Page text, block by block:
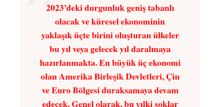
2023’deki durgunluk geniş tabanlı
olacak ve küresel ekonominin
yaklaşık üçte birini oluşturan ülkeler
bu yıl veya gelecek yıl daralmaya
hazırlanmakta. En büyük üç ekonomi
olan Amerika Birleşik Devletleri, Çin
ve Euro Bölgesi duraksamaya devam
edecek. Genel olarak, bu yılki şoklar